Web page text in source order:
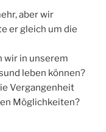
aber wir
er gleich um die
wir in unserem
leben können?
Vergangenheit
Möglichkeiten?